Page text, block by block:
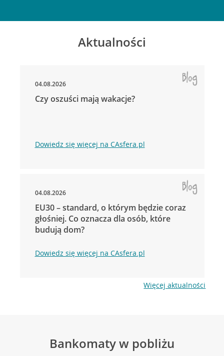
Aktualności
04.08.2026
Czy oszuści mają wakacje?
Dowiedz się więcej na CAsfera.pl
04.08.2026
EU30 – standard, o którym będzie coraz
głośniej. Co oznacza dla osób, które
budują dom?
Dowiedz się więcej na CAsfera.pl
Więcej aktualności
Bankomaty w pobliżu